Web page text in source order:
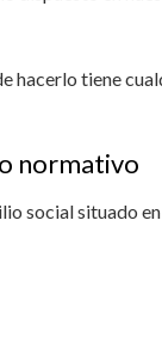
hacerlo tiene
normativo
social situado